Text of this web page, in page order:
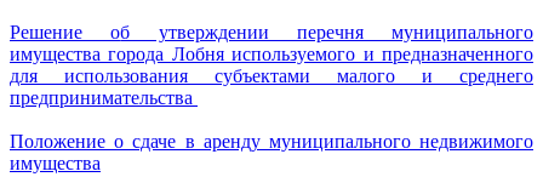
Решение об утверждении перечня муниципального
имущества города Лобня используемого и предназначенного
для использования субъектами малого и среднего
предпринимательства
Положение о сдаче в аренду муниципального недвижимого
имущества